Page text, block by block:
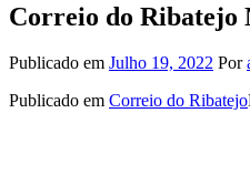
Correio do Ribatejo
Publicado em Julho 19, 2022 Por
Publicado em Correio do Ribatejo